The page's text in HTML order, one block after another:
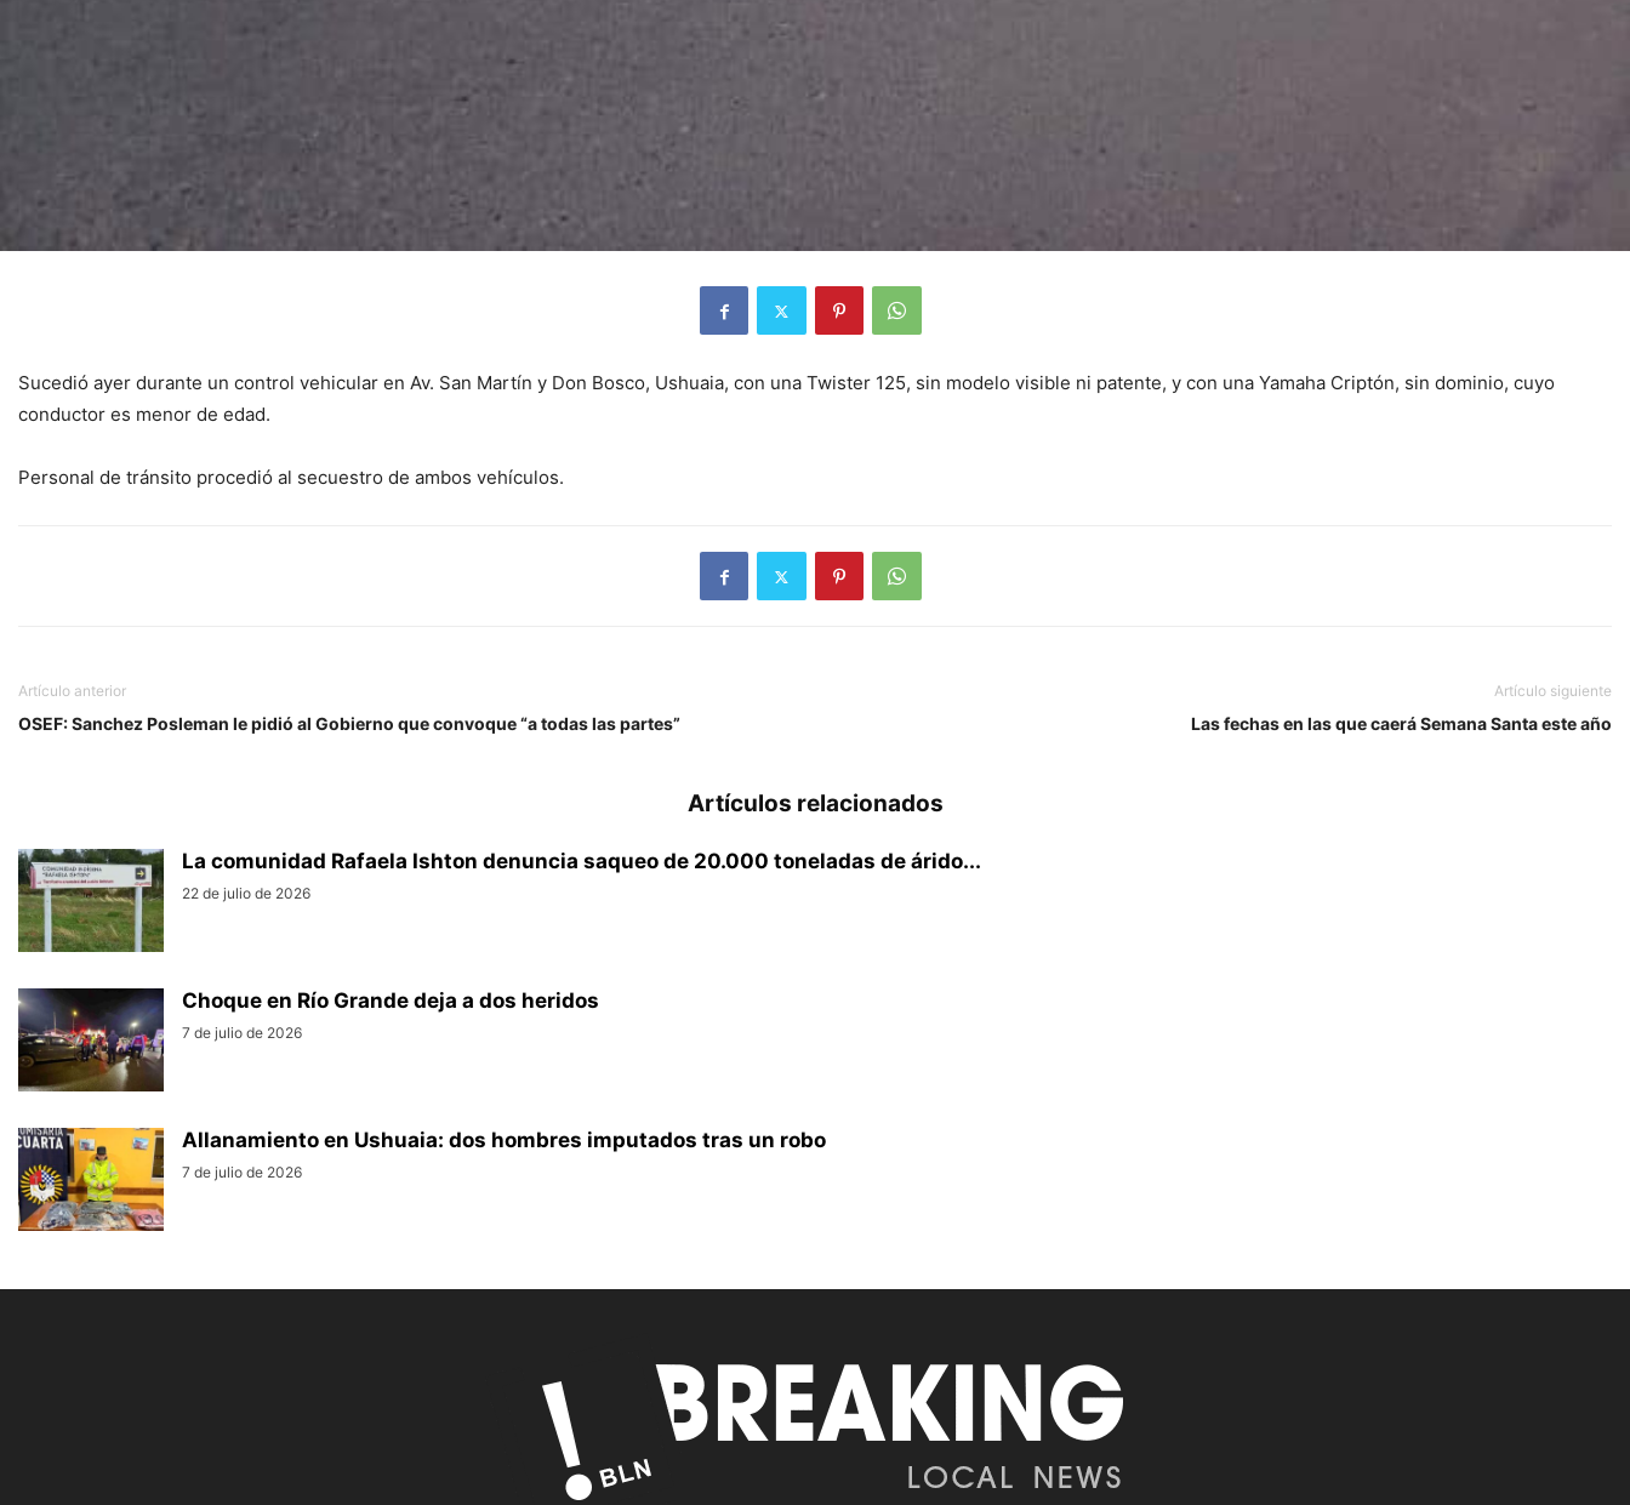
Sucedió ayer durante un control vehicular en Av. San Martín y Don Bosco, Ushuaia, con una Twister 125, sin modelo visible ni patente, y con una Yamaha Criptón, sin dominio, cuyo
conductor es menor de edad.
Personal de tránsito procedió al secuestro de ambos vehículos.
Artículo anterior
OSEF: Sanchez Posleman le pidió al Gobierno que convoque “a todas las partes”
Artículo siguiente
Las fechas en las que caerá Semana Santa este año
Artículos relacionados
La comunidad Rafaela Ishton denuncia saqueo de 20.000 toneladas de árido...
22 de julio de 2026
Choque en Río Grande deja a dos heridos
7 de julio de 2026
Allanamiento en Ushuaia: dos hombres imputados tras un robo
7 de julio de 2026